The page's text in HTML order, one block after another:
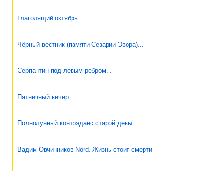
Глаголящий октябрь
Чёрный вестник (памяти Сезарии Эвора)...
Серпантин под левым ребром...
Пятничный вечер
Полнолунный контрэданс старой девы
Вадим Овчинников-Nord. Жизнь стоит смерти